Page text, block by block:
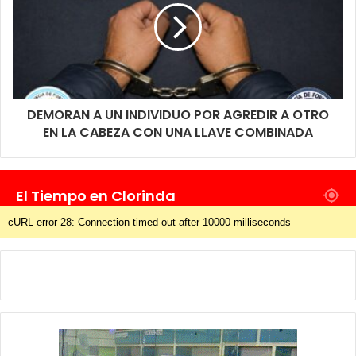
2 de la Segunda Circunscripción Judicial de la Provincia.
En tanto que el presunto autor fue detenido, notificado de su
situación legal quedó a disposición de la Justicia provincial.
DEMORAN A UN INDIVIDUO POR AGREDIR A OTRO
EN LA CABEZA CON UNA LLAVE COMBINADA
El Tiempo en Clorinda
cURL error 28: Connection timed out after 10000 milliseconds